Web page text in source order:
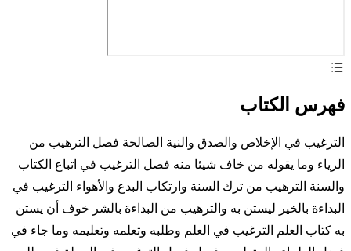
فهرس الكتاب
الترغيب في الإخلاص والصدق والنية الصالحة فصل الترهيب من
الرياء وما يقوله من خاف شيئا منه فصل الترغيب في اتباع الكتاب
والسنة الترهيب من ترك السنة وارتكاب البدع والأهواء الترغيب في
البداءة بالخير ليستن به والترهيب من البداءة بالشر خوف أن يستن
به كتاب العلم الترغيب في العلم وطلبه وتعلمه وتعليمه وما جاء في